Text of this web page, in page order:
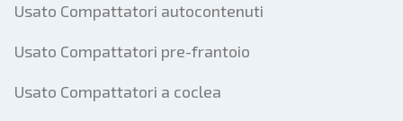
Usato Compattatori autocontenuti
Usato Compattatori pre-frantoio
Usato Compattatori a coclea